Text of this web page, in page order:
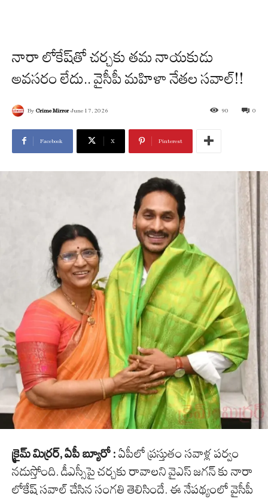
నారా లోకేష్‌తో చర్చకు తమ నాయకుడు
అవసరం లేదు.. వైసీపీ మహిళా నేతల సవాల్!!
By Crime Mirror June 17, 2026 0
90
Facebook X Pinterest
క్రైమ్ మిర్రర్, ఏపీ బ్యూరో : ఏపీలో ప్రస్తుతం సవాళ్ల పర్వం
నడుస్తోంది. డీఎస్సీపై చర్చకు రావాలని వైఎస్ జగన్ కు నారా
లోకేష్ సవాల్ చేసిన సంగతి తెలిసిందే. ఈ నేపథ్యంలో వైసీపీ